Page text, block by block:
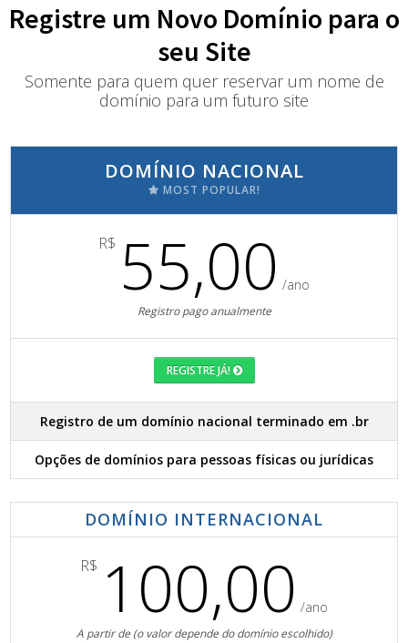
Registre um Novo Domínio para o
seu Site
Somente para quem quer reservar um nome de
domínio para um futuro site
DOMÍNIO NACIONAL
MOST POPULAR!
R$ 55,00 /ano
Registro pago anualmente
REGISTRE JÁ!
Registro de um domínio nacional terminado em .br
Opções de domínios para pessoas físicas ou jurídicas
DOMÍNIO INTERNACIONAL
R$ 100,00 /ano
A partir de (o valor depende do domínio escolhido)